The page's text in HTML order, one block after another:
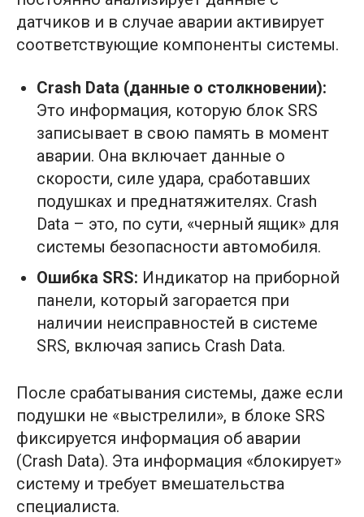
датчиков и в случае аварии активирует
соответствующие компоненты системы.
Crash Data (данные о столкновении):
Это информация, которую блок SRS
записывает в свою память в момент
аварии. Она включает данные о
скорости, силе удара, сработавших
подушках и преднатяжителях. Crash
Data – это, по сути, «черный ящик» для
системы безопасности автомобиля.
Ошибка SRS: Индикатор на приборной
панели, который загорается при
наличии неисправностей в системе
SRS, включая запись Crash Data.
После срабатывания системы, даже если
подушки не «выстрелили», в блоке SRS
фиксируется информация об аварии
(Crash Data). Эта информация «блокирует»
систему и требует вмешательства
специалиста.